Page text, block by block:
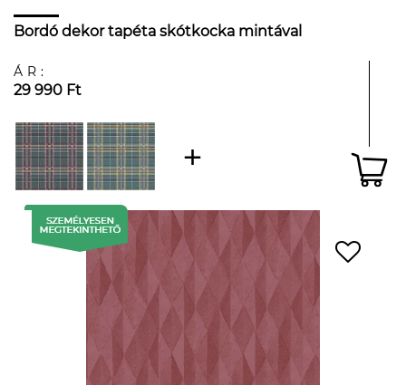
Bordó dekor tapéta skótkocka mintával
ÁR:
29 990 Ft